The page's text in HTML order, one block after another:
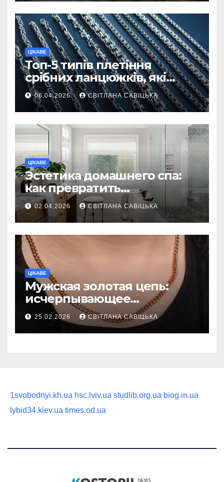
ЦІКАВЕ
Топ-5 типів плетіння
срібних ланцюжків, які
вважаються
найнадійнішими
06.04.2026 СВІТЛАНА САВІЦЬКА
ЦІКАВЕ
Эстетика домашнего спа:
как превратить
ежедневную гигиену в
восстанавливающий
ритуал
02.04.2026 СВІТЛАНА САВІЦЬКА
ЦІКАВЕ
Мужская золотая цепь:
исчерпывающее
руководство по выбору
статусного украшения
25.02.2026 СВІТЛАНА САВІЦЬКА
1svobodnyi.kh.ua hsc.lviv.ua studlib.org.ua biog.in.ua
lybid34.kiev.ua times.od.ua